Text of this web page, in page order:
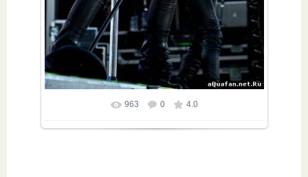
Размер фотографии: 422x660
963 0 4.0